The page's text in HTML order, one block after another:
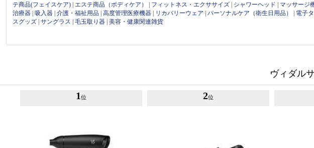
テ商品(フェイスケア)
エステ商品（ボディケア） フィットネス・エクササイズ シャワーヘッド マッサージ
治療器 |吸入器 |介護・福祉用品 |高度管理医療機器 リカバリーウェア |パーソナルケア（衛生日用品） 電子
スグッズ |サングラス |毛玉取り器 |美容・健康関連雑貨
ヴィダル
1 位 2位